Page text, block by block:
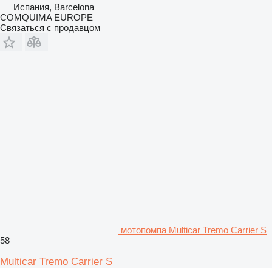
Испания, Barcelona
COMQUIMA EUROPE
Связаться с продавцом
мотопомпа Multicar Tremo Carrier S
58
Multicar Tremo Carrier S